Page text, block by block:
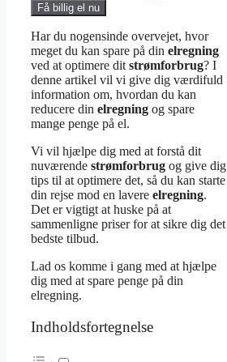
Få billig el nu
Har du nogensinde overvejet, hvor
meget du kan spare på din elregning
ved at optimere dit strømforbrug? I
denne artikel vil vi give dig værdifuld
information om, hvordan du kan
reducere din elregning og spare
mange penge på el.
Vi vil hjælpe dig med at forstå dit
nuværende strømforbrug og give dig
tips til at optimere det, så du kan starte
din rejse mod en lavere elregning.
Det er vigtigt at huske på at
sammenligne priser for at sikre dig det
bedste tilbud.
Lad os komme i gang med at hjælpe
dig med at spare penge på din
elregning.
Indholdsfortegnelse